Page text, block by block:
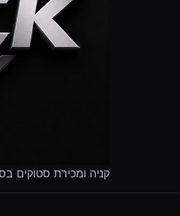
קניה ומכירת סטוקים